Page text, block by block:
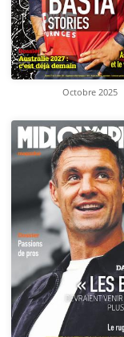
Octobre 2025